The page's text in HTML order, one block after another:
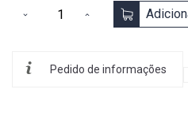
Pedido de informações